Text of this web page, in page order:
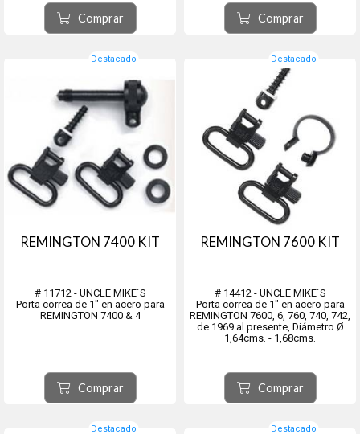
Comprar Comprar
Destacado
REMINGTON 7400 KIT
# 11712 - UNCLE MIKE´S
Porta correa de 1" en acero para
REMINGTON 7400 & 4
Comprar
Destacado
REMINGTON 7600 KIT
# 14412 - UNCLE MIKE´S
Porta correa de 1" en acero para
REMINGTON 7600, 6, 760, 740, 742,
de 1969 al presente, Diámetro Ø
1,64cms. - 1,68cms.
Comprar
Destacado Destacado